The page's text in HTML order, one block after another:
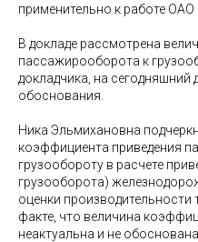
применительно к работе ОАО
В докладе рассмотрена
пассажирооборота к
докладчика, на сегодняшний
обоснования.
Ника Эльмихановна
коэффициента приведения
грузообороту в расчете
грузооборота)
оценки
факте, что величина
неактуальна и не